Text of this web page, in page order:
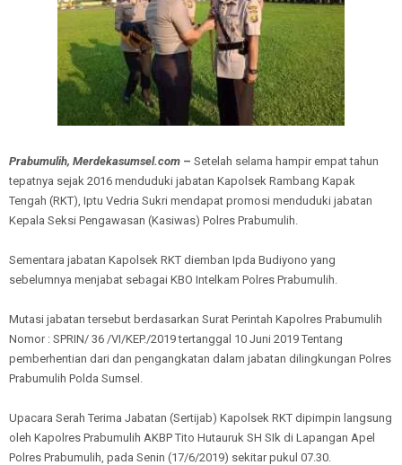
Prabumulih, Merdekasumsel.com – Setelah selama hampir empat tahun
tepatnya sejak 2016 menduduki jabatan Kapolsek Rambang Kapak
Tengah (RKT), Iptu Vedria Sukri mendapat promosi menduduki jabatan
Kepala Seksi Pengawasan (Kasiwas) Polres Prabumulih.
Sementara jabatan Kapolsek RKT diemban Ipda Budiyono yang
sebelumnya menjabat sebagai KBO Intelkam Polres Prabumulih.
Mutasi jabatan tersebut berdasarkan Surat Perintah Kapolres Prabumulih
Nomor : SPRIN/ 36 /VI/KEP./2019 tertanggal 10 Juni 2019 Tentang
pemberhentian dari dan pengangkatan dalam jabatan dilingkungan Polres
Prabumulih Polda Sumsel.
Upacara Serah Terima Jabatan (Sertijab) Kapolsek RKT dipimpin langsung
oleh Kapolres Prabumulih AKBP Tito Hutauruk SH SIk di Lapangan Apel
Polres Prabumulih, pada Senin (17/6/2019) sekitar pukul 07.30.